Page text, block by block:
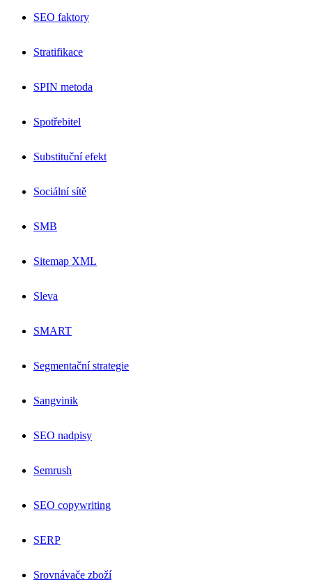
SEO faktory
Stratifikace
SPIN metoda
Spotřebitel
Substituční efekt
Sociální sítě
SMB
Sitemap XML
Sleva
SMART
Segmentační strategie
Sangvinik
SEO nadpisy
Semrush
SEO copywriting
SERP
Srovnávače zboží